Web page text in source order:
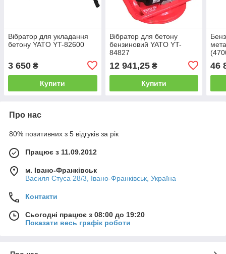
Вібратор для укладання
бетону YATO YT-82600
3 650 ₴
Купити
Вібратор для бетону
бензиновий YATO YT-
84827
12 941,25₴
Купити
46
Про нас
80% позитивних з 5 відгуків за рік
Працює з 11.09.2012
м. Івано-Франківськ
Василя Стуса 28/3, Івано-Франківськ, Україна
Контакти
Сьогодні працює з 08:00 до 19:20
Показати весь графік роботи